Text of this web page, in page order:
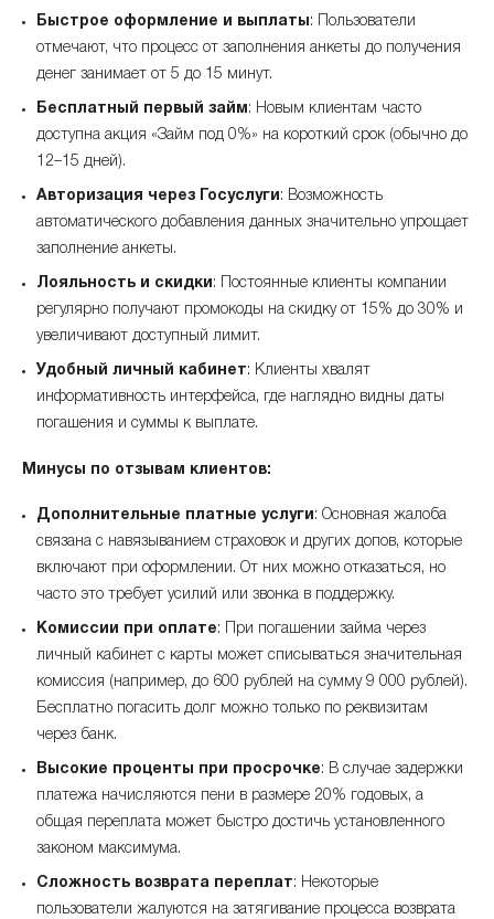
Быстрое оформление и выплаты : Пользователи
отмечают, что процесс от заполнения анкеты до получения
денег занимает от 5 до 15 минут.
Бесплатный первый займ : Новым клиентам часто
доступна акция «Займ под 0%» на короткий срок (обычно до
12–15 дней).
Авторизация через Госуслуги : Возможность
автоматического добавления данных значительно упрощает
заполнение анкеты.
Лояльность и скидки : Постоянные клиенты компании
регулярно получают промокоды на скидку от 15% до 30% и
увеличивают доступный лимит.
Удобный личный кабинет: Клиенты хвалят
информативность интерфейса, где наглядно видны даты
погашения и суммы к выплате.
Минусы по отзывам клиентов:
Дополнительные платные услуги : Основная жалоба
связана с навязыванием страховок и других допов, которые
включают при оформлении. От них можно отказаться, но
часто это требует усилий или звонка в поддержку.
Комиссии при оплате: При погашении займа через
личный кабинет с карты может списываться значительная
комиссия (например, до 600 рублей на сумму 9 000 рублей).
Бесплатно погасить долг можно только по реквизитам
через банк.
Высокие проценты при просрочке: В случае задержки
платежа начисляются пени в размере 20% годовых, а
общая переплата может быстро достичь установленного
законом максимума.
Сложность возврата переплат: Некоторые
пользователи жалуются на затягивание процесса возврата